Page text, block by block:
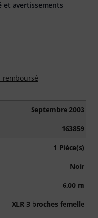
remboursé
Septembre 2003
163859
1 Pièce(s)
Noir
6,00 m
XLR 3 broches femelle
et avertissements